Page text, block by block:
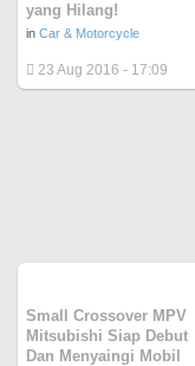
yang Hilang!
in Car & Motorcycle
23 Aug 2016 - 17:09
Small Crossover MPV
Mitsubishi Siap Debut
Dan Menyaingi Mobil